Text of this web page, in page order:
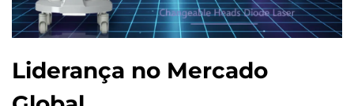
Liderança no Mercado